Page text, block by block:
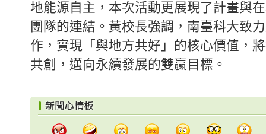
地能源自主，本次活動更展現了計畫與
團隊的連結。黃校長強調，南臺科大致
作，實現「與地方共好」的核心價值，
共創，邁向永續發展的雙贏目標。